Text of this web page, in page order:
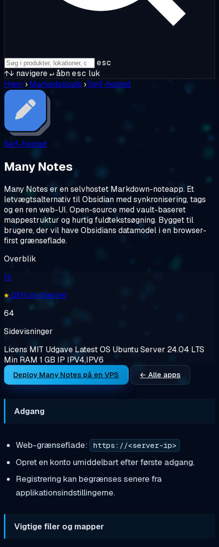
esc
↑↓ navigere↵åbnesc luk
Hjem › Markedsplads ›Self-hosted
Self-hosted
Many Notes
Many Notes er en selvhostet Markdown-noteapp. Et
letvægtsalternativ til Obsidian med synkronisering, tags
og en ren web-UI. Open-source med vault-baseret
mappestruktur og hurtig fuldtekstsøgning. Bygget til
brugere, der vil have Obsidians datamodel i en browser-
first grænseflade.
Overblik
1k
GitHub-stjerner
64
Sidevisninger
Licens MIT Udgave LatestOS Ubuntu Server 24.04 LTS
Min RAM 1 GB IP IPV4,IPV6
Deploy Many Notes på en VPS ← Alle apps
Adgang
Web-grænseflade: https://<server-ip>
Opret en konto umiddelbart efter første adgang.
Registrering kan begrænses senere fra
applikationsindstillingerne.
Vigtige filer og mapper